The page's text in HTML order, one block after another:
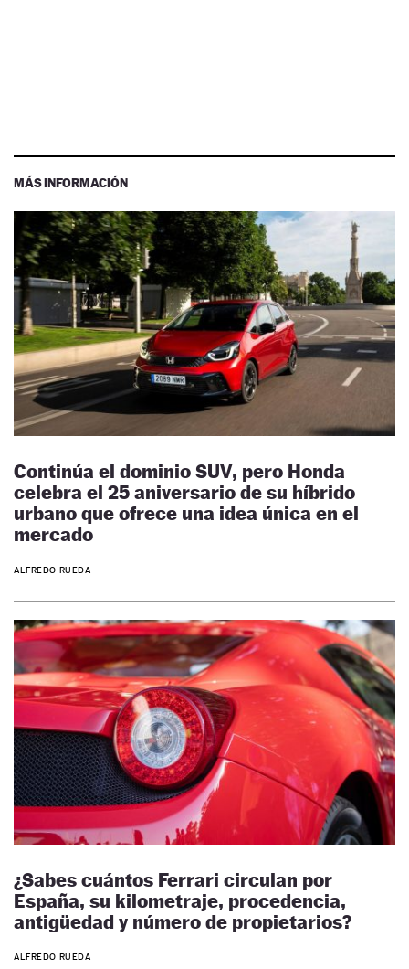
MÁS INFORMACIÓN
Continúa el dominio SUV, pero Honda
celebra el 25 aniversario de su híbrido
urbano que ofrece una idea única en el
mercado
ALFREDO RUEDA
¿Sabes cuántos Ferrari circulan por
España, su kilometraje, procedencia,
antigüedad y número de propietarios?
ALFREDO RUEDA